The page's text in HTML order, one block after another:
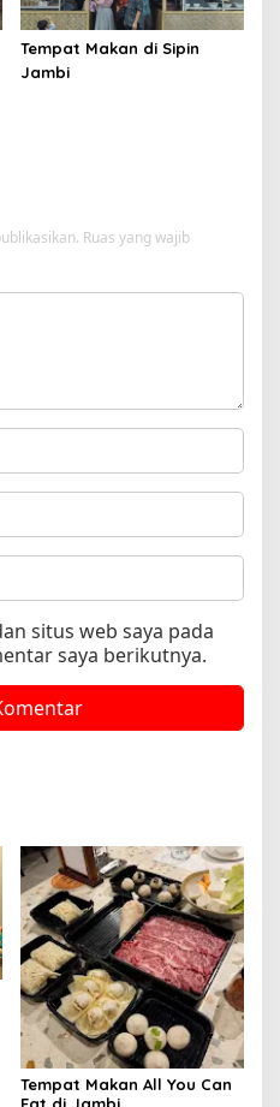
Tempat Makan di Sipin
Jambi
Ruas yang wajib
situs web saya pada
saya berikutnya.
Tempat Makan All You Can